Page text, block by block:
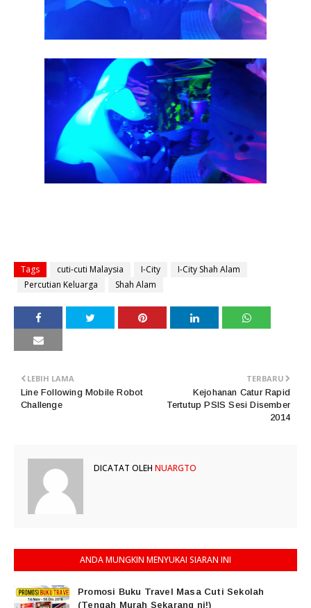
Tags cuti-cuti Malaysia I-City
I-City Shah Alam
Percutian Keluarga
Shah Alam
TERBARU
Kejohanan Catur Rapid
Tertutup PSIS Sesi Disember
2014
LEBIH LAMA
Line Following Mobile Robot
Challenge
DICATAT OLEH NUARGTO
ANDA MUNGKIN MENYUKAI SIARAN INI
Promosi Buku Travel Masa Cuti Sekolah
(Tengah Murah Sekarang ni!)